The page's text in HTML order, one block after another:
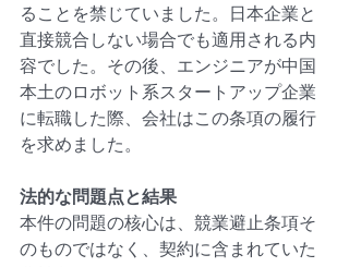
ることを禁じていました。日本企業と
直接競合しない場合でも適用される内
容でした。その後、エンジニアが中国
本土のロボット系スタートアップ企業
に転職した際、会社はこの条項の履行
を求めました。
法的な問題点と結果
本件の問題の核心は、競業避止条項そ
のものではなく、契約に含まれていた